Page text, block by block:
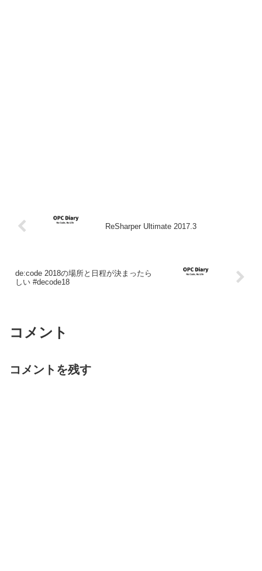
ReSharper Ultimate 2017.3
de:code 2018の場所と日程が決まったら
しい #decode18
コメント
コメントを残す